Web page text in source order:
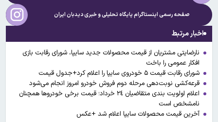
صفحه رسمی اینستاگرام پایگاه تحلیلی و خبریدیدبان ایران
اخبار مرتبط
نارضایتی مشتریان از قیمت محصولات جدید سایپا، شورای رقابت بازی
افکار عمومی را باخت
شورای رقابت قیمت ۵ خودروی سایپا را اعلام کرد+جدول قیمت
قرعه‌کشی نوبت‌دهی مرحله دوم فروش خودرو امروز انجام می‌شود
اعلام اولویت بندی متقاضیان ٢٤ خرداد؛ قیمت برخی خودروها همچنان
نامشخص است
آخرین قیمت محصولات سایپا اعلام شد +عکس